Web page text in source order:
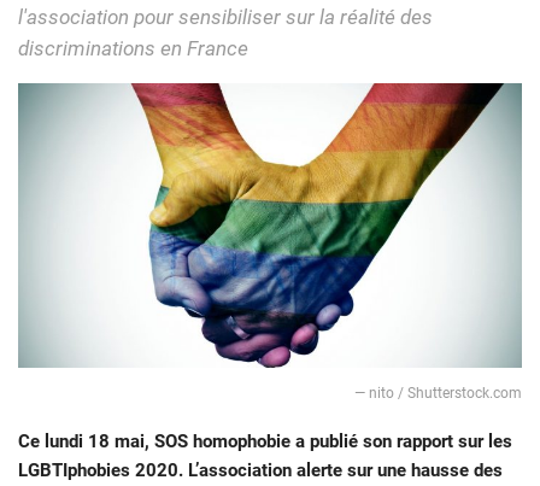
l'association pour sensibiliser sur la réalité des
discriminations en France
— nito / Shutterstock.com
Ce lundi 18 mai, SOS homophobie a publié son rapport sur les
LGBTIphobies 2020. L’association alerte sur une hausse des